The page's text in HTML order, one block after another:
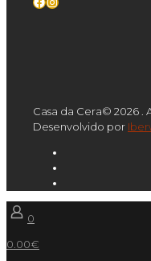
Casa da Cera© 2026 .
Desenvolvido por
0
0.00€